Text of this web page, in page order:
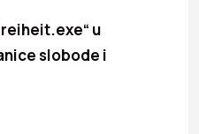
u
slobode i